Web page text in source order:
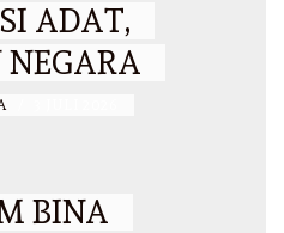
ADAT,
BINA